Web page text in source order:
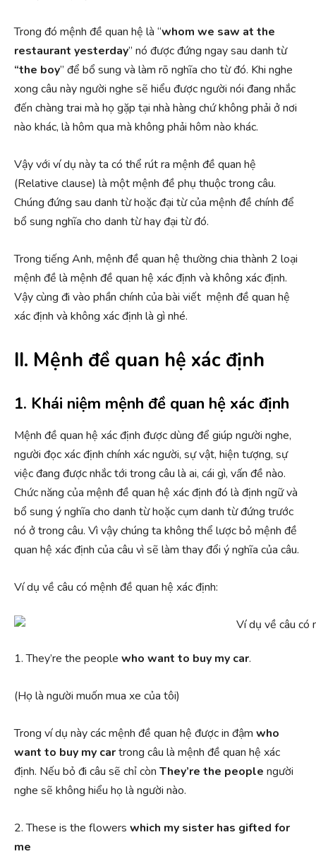
Trong đó mệnh đề quan hệ là “whom we saw at the
restaurant yesterday” nó được đứng ngay sau danh từ
“the boy” để bổ sung và làm rõ nghĩa cho từ đó. Khi nghe
xong câu này người nghe sẽ hiểu được người nói đang nhắc
đến chàng trai mà họ gặp tại nhà hàng chứ không phải ở nơi
nào khác, là hôm qua mà không phải hôm nào khác.
Vậy với ví dụ này ta có thể rút ra mệnh đề quan hệ
(Relative clause) là một mệnh đề phụ thuộc trong câu.
Chúng đứng sau danh từ hoặc đại từ của mệnh đề chính để
bổ sung nghĩa cho danh từ hay đại từ đó.
Trong tiếng Anh, mệnh đề quan hệ thường chia thành 2 loại
mệnh đề là mệnh đề quan hệ xác định và không xác định.
Vậy cùng đi vào phần chính của bài viết mệnh đề quan hệ
xác định và không xác định là gì nhé.
II. Mệnh đề quan hệ xác định
1. Khái niệm mệnh đề quan hệ xác định
Mệnh đề quan hệ xác định được dùng để giúp người nghe,
người đọc xác định chính xác người, sự vật, hiện tượng, sự
việc đang được nhắc tới trong câu là ai, cái gì, vấn đề nào.
Chức năng của mệnh đề quan hệ xác định đó là định ngữ và
bổ sung ý nghĩa cho danh từ hoặc cụm danh từ đứng trước
nó ở trong câu. Vì vậy chúng ta không thể lược bỏ mệnh đề
quan hệ xác định của câu vì sẽ làm thay đổi ý nghĩa của câu.
Ví dụ về câu có mệnh đề quan hệ xác định:
1. They’re the people who want to buy my car.
(Họ là người muốn mua xe của tôi)
Trong ví dụ này các mệnh đề quan hệ được in đậm who
want to buy my cartrong câu là mệnh đề quan hệ xác
định. Nếu bỏ đi câu sẽ chỉ còn They’re the people người
nghe sẽ không hiểu họ là người nào.
2. These is the flowers which my sister has gifted for
me